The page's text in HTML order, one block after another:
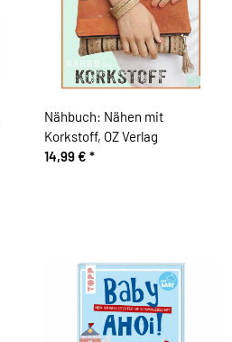
Nähbuch: Nähen mit
Korkstoff, OZ Verlag
14,99 € *